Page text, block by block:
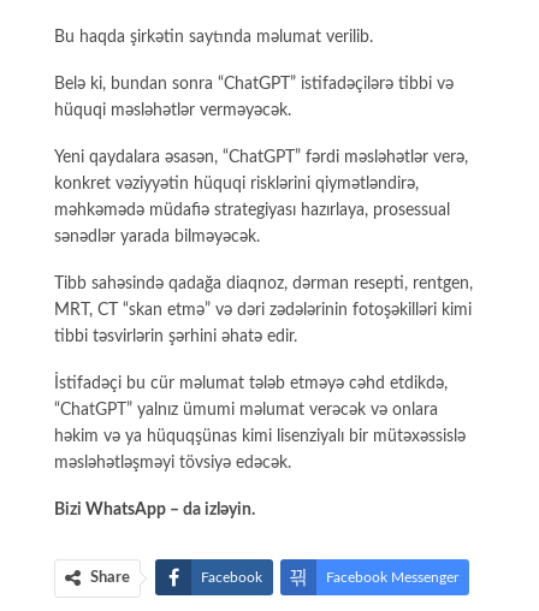
Bu haqda şirkətin saytında məlumat verilib.
Belə ki, bundan sonra “ChatGPT” istifadəçilərə tibbi və
hüquqi məsləhətlər verməyəcək.
Yeni qaydalara əsasən, “ChatGPT” fərdi məsləhətlər verə,
konkret vəziyyətin hüquqi risklərini qiymətləndirə,
məhkəmədə müdafiə strategiyası hazırlaya, prosessual
sənədlər yarada bilməyəcək.
Tibb sahəsində qadağa diaqnoz, dərman resepti, rentgen,
MRT, CT “skan etmə” və dəri zədələrinin fotoşəkilləri kimi
tibbi təsvirlərin şərhini əhatə edir.
İstifadəçi bu cür məlumat tələb etməyə cəhd etdikdə,
“ChatGPT” yalnız ümumi məlumat verəcək və onlara
həkim və ya hüquqşünas kimi lisenziyalı bir mütəxəssislə
məsləhətləşməyi tövsiyə edəcək.
Bizi WhatsApp – da izləyin.
Share Facebook Facebook Messenger